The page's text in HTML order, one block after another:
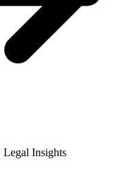
Legal Insights